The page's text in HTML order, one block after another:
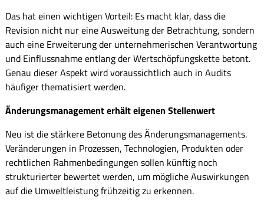
Das hat einen wichtigen Vorteil: Es macht klar, dass die
Revision nicht nur eine Ausweitung der Betrachtung, sondern
auch eine Erweiterung der unternehmerischen Verantwortung
und Einflussnahme entlang der Wertschöpfungskette betont.
Genau dieser Aspekt wird voraussichtlich auch in Audits
häufiger thematisiert werden.
Änderungsmanagement erhält eigenen Stellenwert
Neu ist die stärkere Betonung des Änderungsmanagements.
Veränderungen in Prozessen, Technologien, Produkten oder
rechtlichen Rahmenbedingungen sollen künftig noch
strukturierter bewertet werden, um mögliche Auswirkungen
auf die Umweltleistung frühzeitig zu erkennen.